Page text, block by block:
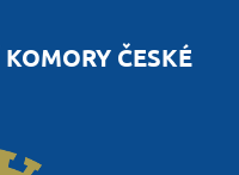
ČESKÉ